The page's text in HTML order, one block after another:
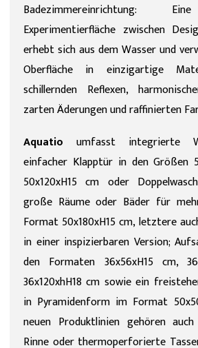
Badezimmereinrichtung:
Experimentierfläche zwischen
erhebt sich aus dem Wasser und
Oberfläche in einzigartige
schillernden Reflexen,
zarten Äderungen und raffinierten
Aquatio umfasst integrierte
einfacher Klapptür in den Größen
50x120xH15 cm oder
große Räume oder Bäder für
Format 50x180xH15 cm, letztere
in einer inspizierbaren Version;
den Formaten 36x56xH15 cm,
36x120xhH18 cm sowie ein
in Pyramidenform im Format
neuen Produktlinien gehören
Rinne oder thermoperforierte